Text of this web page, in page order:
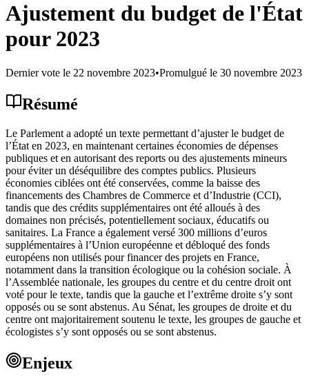
Ajustement du budget de l'État
pour 2023
Dernier vote le 22 novembre 2023•Promulgué le 30 novembre 2023
Résumé
Le Parlement a adopté un texte permettant d’ajuster le budget de
l’État en 2023, en maintenant certaines économies de dépenses
publiques et en autorisant des reports ou des ajustements mineurs
pour éviter un déséquilibre des comptes publics. Plusieurs
économies ciblées ont été conservées, comme la baisse des
financements des Chambres de Commerce et d’Industrie (CCI),
tandis que des crédits supplémentaires ont été alloués à des
domaines non précisés, potentiellement sociaux, éducatifs ou
sanitaires. La France a également versé 300 millions d’euros
supplémentaires à l’Union européenne et débloqué des fonds
européens non utilisés pour financer des projets en France,
notamment dans la transition écologique ou la cohésion sociale. À
l’Assemblée nationale, les groupes du centre et du centre droit ont
voté pour le texte, tandis que la gauche et l’extrême droite s’y sont
opposés ou se sont abstenus. Au Sénat, les groupes de droite et du
centre ont majoritairement soutenu le texte, les groupes de gauche et
écologistes s’y sont opposés ou se sont abstenus.
Enjeux